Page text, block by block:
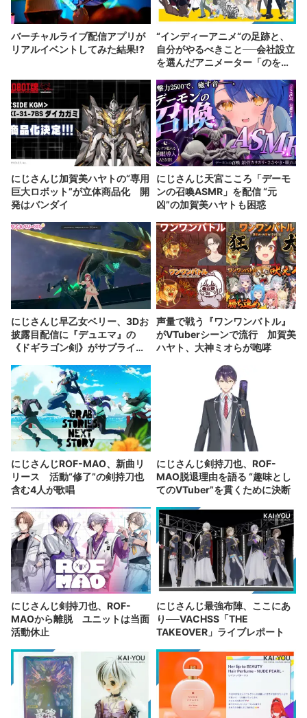
バーチャルライブ配信アプリが
リアルイベントしてみた結果!?
“インディーアニメ“の足跡と、
自分がやるべきこと──会社設立
を選んだアニメーター「のを
にじさんじ加賀美ハヤトの“専用
巨大ロボット”が立体商品化 開
発はバンダイ
にじさんじ天宮こころ「デーモ
ンの召喚ASMR」を配信 “元
凶”の加賀美ハヤトも困惑
にじさんじ早乙女ベリー、3Dお
披露目配信に『デュエマ』の
《ドギラゴン剣》がサプライズ
声量で戦う『ワンワンバトル』
がVTuberシーンで流行 加賀美
ハヤト、大神ミオらが咆哮
にじさんじROF-MAO、新曲リ
リース 活動“修了”の剣持刀也
含む4人が歌唱
にじさんじ剣持刀也、ROF-
MAO脱退理由を語る “趣味とし
てのVTuber”を貫くために決断
にじさんじ剣持刀也、ROF-
MAOから離脱 ユニットは当面
活動休止
にじさんじ最強布陣、ここにあ
り──VACHSS「THE
TAKEOVER」ライブレポート